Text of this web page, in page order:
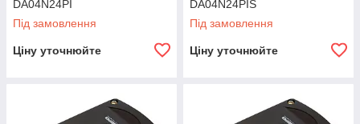
DA04N24PI
Під замовлення
Ціну уточнюйте
DA04N24PIS
Під замовлення
Ціну уточнюйте